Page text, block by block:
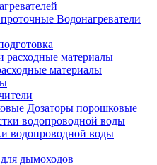
Водонагреватели
материалы
Дозаторы порошковые
водопроводной воды